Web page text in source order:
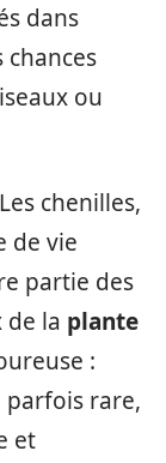
dans
chances
ou
chenilles,
de vie
partie des
de la plante
:
parfois rare,
et